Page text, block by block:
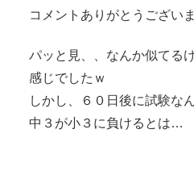
コメントありがとうござい
パッと見、、なんか似てる
感じでしたｗ
しかし、６０日後に試験な
中３が小３に負けるとは…